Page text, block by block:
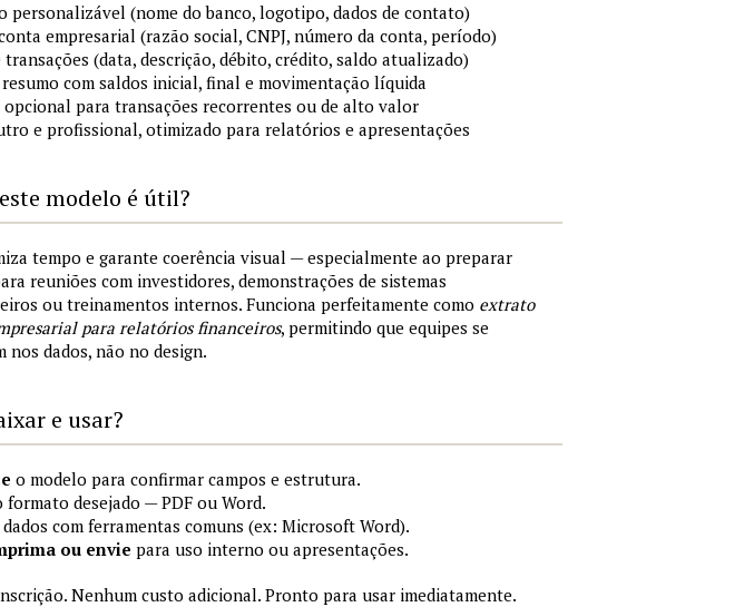
personalizável (nome do banco, logotipo, dados de contato)
empresarial (razão social, CNPJ, número da conta, período)
transações (data, descrição, débito, crédito, saldo atualizado)
resumo com saldos inicial, final e movimentação líquida
opcional para transações recorrentes ou de alto valor
e profissional, otimizado para relatórios e apresentações
modelo é útil?
tempo e garante coerência visual — especialmente ao preparar
reuniões com investidores, demonstrações de sistemas
ou treinamentos internos. Funciona perfeitamente como extrato
para relatórios financeiros, permitindo que equipes se
nos dados, não no design.
e usar?
o modelo para confirmar campos e estrutura.
formato desejado — PDF ou Word.
com ferramentas comuns (ex: Microsoft Word).
ou envie para uso interno ou apresentações.
Nenhum custo adicional. Pronto para usar imediatamente.